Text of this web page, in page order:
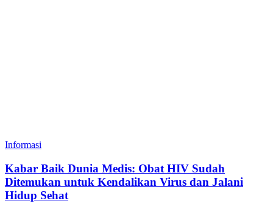
Informasi
Kabar Baik Dunia Medis: Obat HIV Sudah
Ditemukan untuk Kendalikan Virus dan Jalani
Hidup Sehat